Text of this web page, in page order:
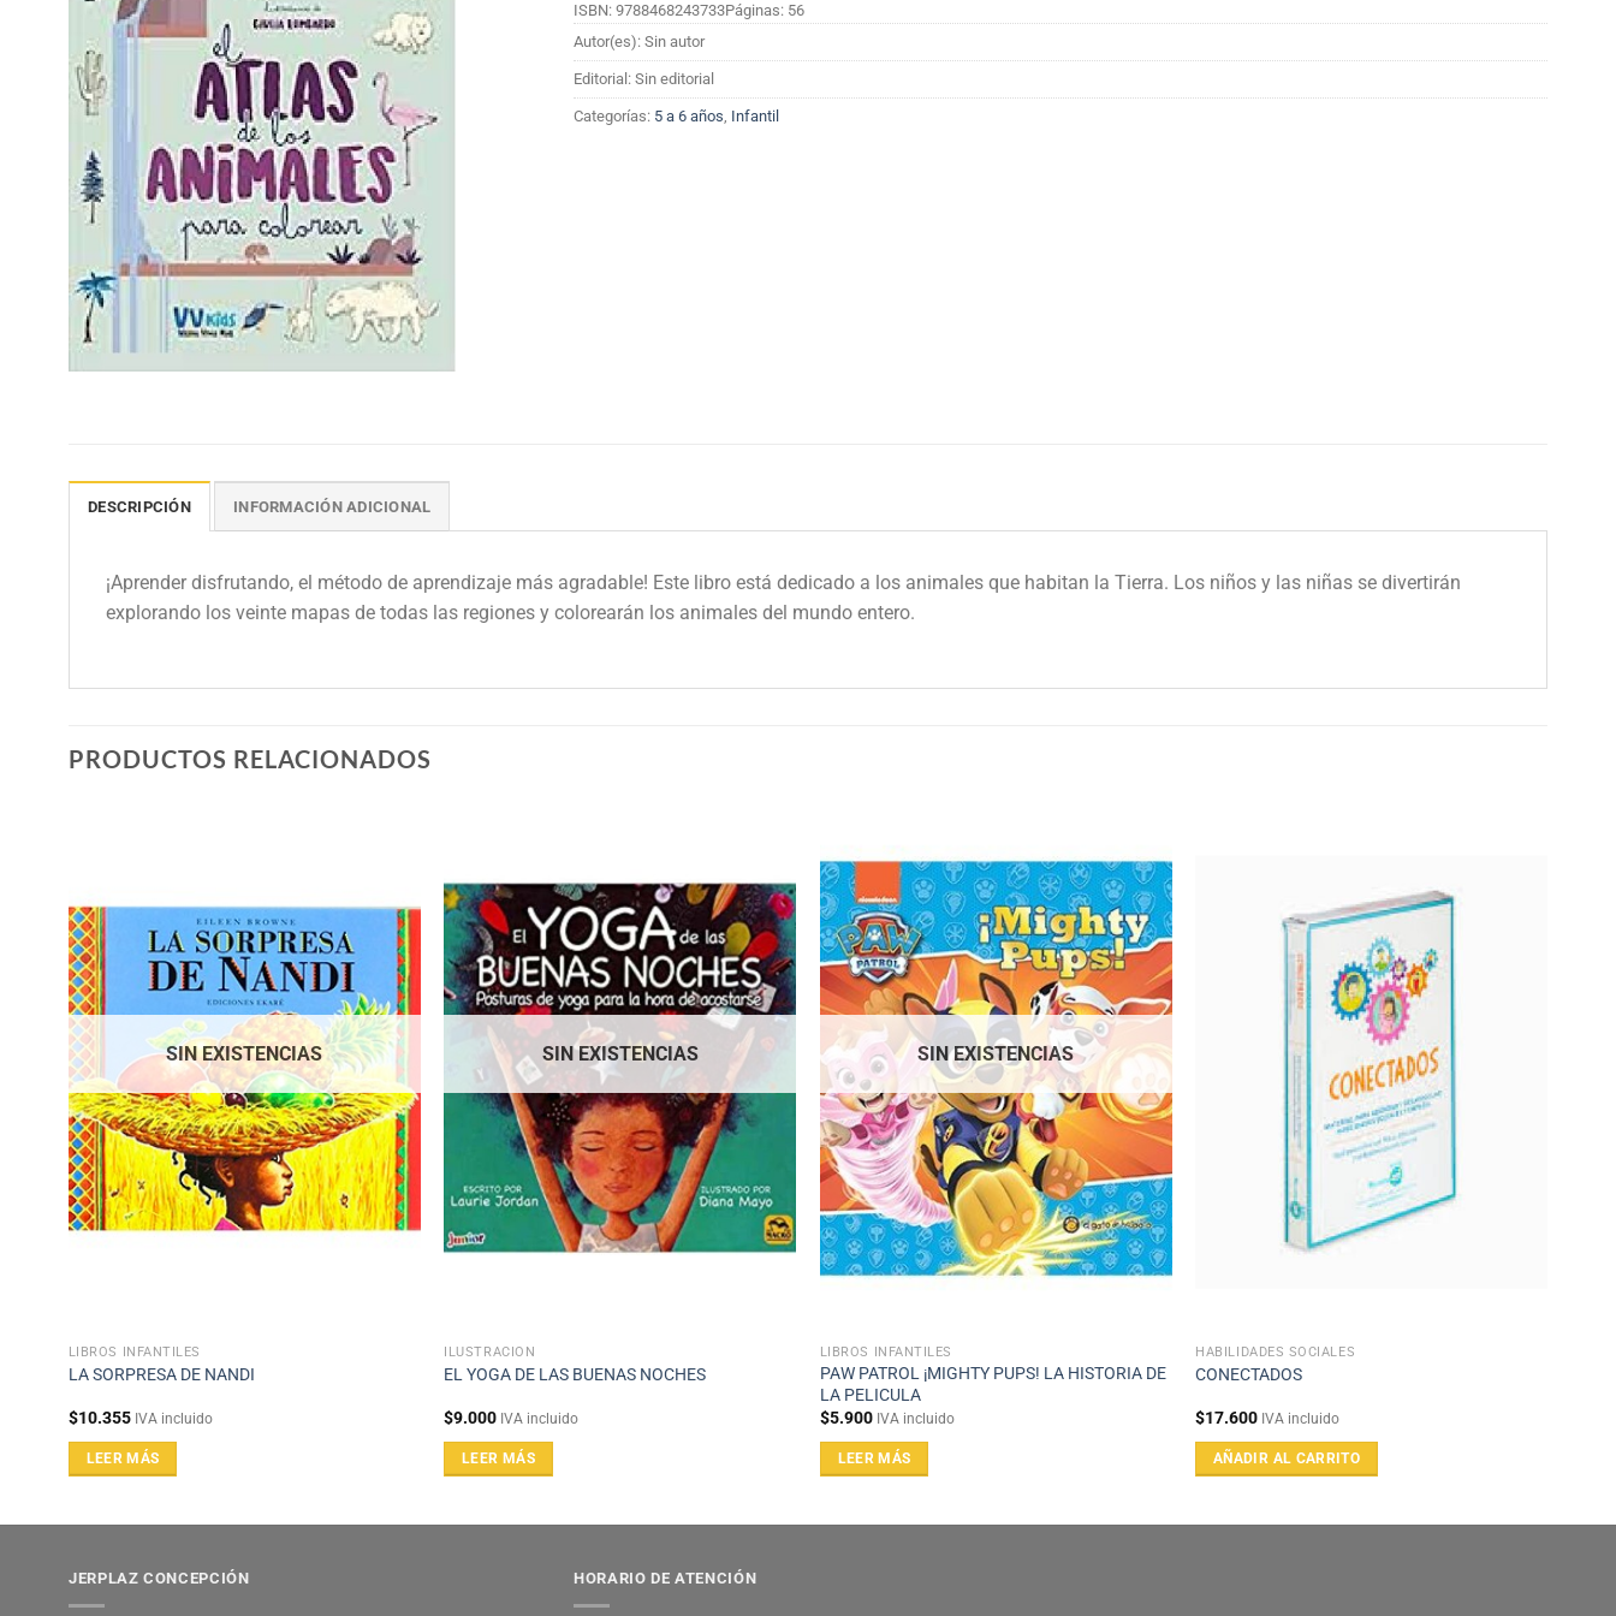
ISBN: 9788468243733Páginas: 56
Autor(es): Sin autor
Editorial: Sin editorial
Categorías: 5 a 6 años Infantil
DESCRIPCIÓN INFORMACIÓN ADICIONAL
¡Aprender disfrutando, el método de aprendizaje más agradable! Este libro está dedicado a los animales que habitan la Tierra. Los niños y las niñas se divertirán
explorando los veinte mapas de todas las regiones y colorearán los animales del mundo entero.
PRODUCTOS RELACIONADOS
SIN EXISTENCIAS
LIBROS INFANTILES
LA SORPRESA DE NANDI
$10.355 IVA incluido
LEER MÁS
SIN EXISTENCIAS
ILUSTRACIÓN
EL YOGA DE LAS BUENAS NOCHES
$9.000 IVA incluido
LEER MÁS
SIN EXISTENCIAS
LIBROS INFANTILES
PAW PATROL ¡MIGHTY PUPS! LA HISTORIA DE
LA PELICULA
$5.900 IVA incluido
LEER MÁS
HABILIDADES SOCIALES
CONECTADOS
$17.600 IVA incluido
AÑADIR AL CARRITO
JERPLAZ CONCEPCIÓN HORARIO DE ATENCIÓN